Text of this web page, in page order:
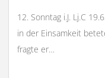
12. Sonntag i.J. Lj.C
in der Einsamkeit
fragte er…